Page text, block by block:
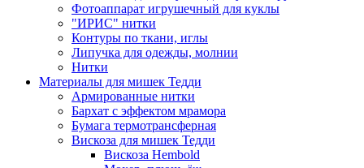
Фотоаппарат игрушечный для куклы
"ИРИС" нитки
Контуры по ткани, иглы
Липучка для одежды, молнии
Нитки
Материалы для мишек Тедди
Армированные нитки
Бархат с эффектом мрамора
Бумага термотрансферная
Вискоза для мишек Тедди
Вискоза Hembold